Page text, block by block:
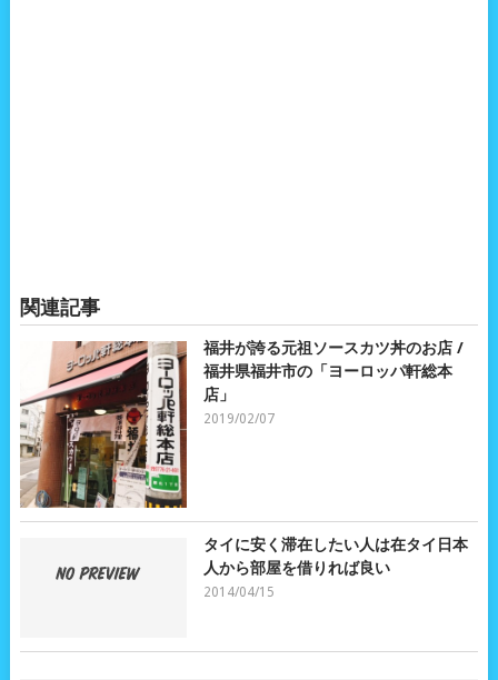
関連記事
福井が誇る元祖ソースカツ丼のお店 /
福井県福井市の「ヨーロッパ軒総本
店」
2019/02/07
タイに安く滞在したい人は在タイ日本
人から部屋を借りれば良い
2014/04/15